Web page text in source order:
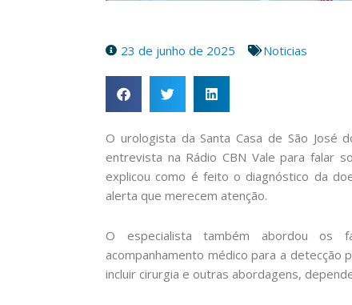
23 de junho de 2025 Noticias
O urologista da Santa Casa de São José
entrevista na Rádio CBN Vale para falar
explicou como é feito o diagnóstico da
alerta que merecem atenção.
O especialista também abordou os
acompanhamento médico para a detecção
incluir cirurgia e outras abordagens,